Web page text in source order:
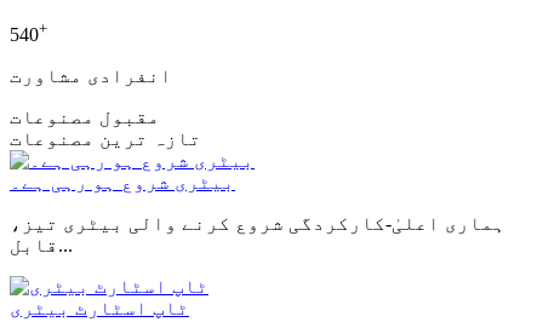
540+
انفرادی مشاورت
مقبول مصنوعات
تازہ ترین مصنوعات
بیٹری شروع ہو رہی ہے۔
ہماری اعلیٰ-کارکردگی شروع کرنے والی بیٹری تیز،
قابل...
ٹاپ اسٹارٹ بیٹری